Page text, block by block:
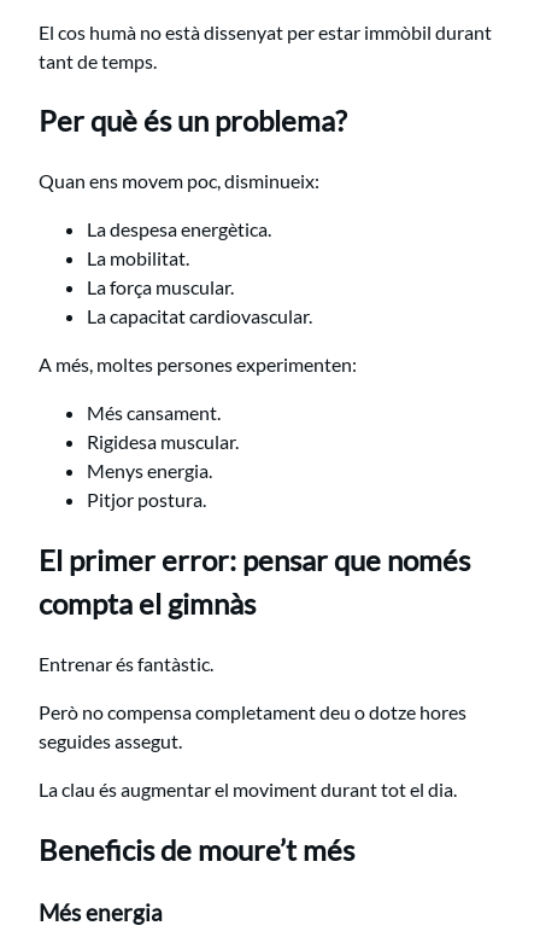
El cos humà no està dissenyat per estar immòbil durant
tant de temps.
Per què és un problema?
Quan ens movem poc, disminueix:
La despesa energètica.
La mobilitat.
La força muscular.
La capacitat cardiovascular.
A més, moltes persones experimenten:
Més cansament.
Rigidesa muscular.
Menys energia.
Pitjor postura.
El primer error: pensar que només
compta el gimnàs
Entrenar és fantàstic.
Però no compensa completament deu o dotze hores
seguides assegut.
La clau és augmentar el moviment durant tot el dia.
Beneficis de moure’t més
Més energia